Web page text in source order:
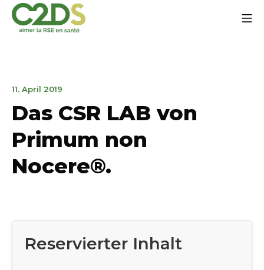
Zum
Inhalt
springen
11. April 2019
2020
Das CSR LAB von
Primum non
Nocere®.
Reservierter Inhalt